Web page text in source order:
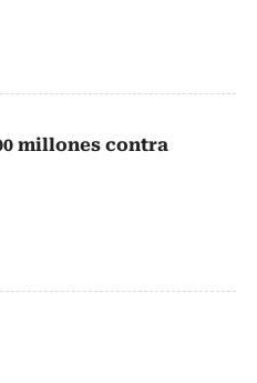
millones contra